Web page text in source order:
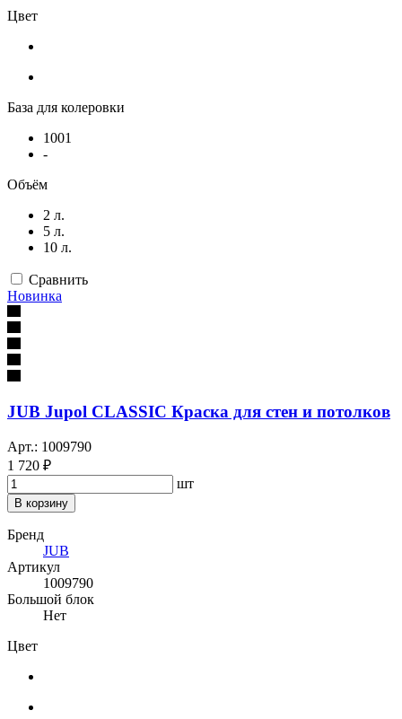
Цвет
База для колеровки
1001
-
Объём
2 л.
5 л.
10 л.
Сравнить
Новинка
JUB Jupol CLASSIC Краска для стен и потолков
Арт.: 1009790
1 720 ₽
шт
В корзину
Бренд
JUB
Артикул
1009790
Большой блок
Нет
Цвет